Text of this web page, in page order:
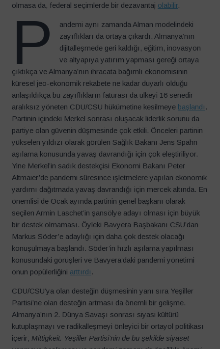
olmasa da, federal seçimlerde bir dezavantaj olabilir.
P
andemi aynı zamanda Alman modelindeki
zayıflıkları da ortaya çıkardı. Almanya’nın
dijitalleşmede geri kaldığı, eğitim, inovasyon
ve altyapıya yatırım yapması gereği ortaya
çıktıkça ve Almanya’nın ihracata bağımlı ekonomisinin
küresel jeo-ekonomik rekabete ne kadar duyarlı olduğu
anlaşıldıkça bu zayıflıkların faturası da ülkeyi 16 senedir
aralıksız yöneten CDU/CSU hükümetine kesilmeye başlandı .
Partinin içindeki Merkel sonrası oluşacak liderlik sorunu da
partiye olan güvenin düşmesinde çok etkili. Önceleri partinin
yükselen yıldızı olarak görülen Sağlık Bakanı Jens Spahn
aşılama konusunda yavaş davrandığı için çok eleştiriliyor.
Yine Merkel’in sadık destekçisi Ekonomi Bakanı Peter
Altmaier’de pandemi süresince işletmelere yapılan ekonomik
yardımı dağıtmada yavaş davrandığı için mercek altında. En
önemlisi de Ocak ayında partinin genel başkanı olarak
seçilen Armin Laschet’in şansölye adayı olması için büyük
bir destek olmaması. Öyleki Bavyera Başbakanı CSU’dan
Markus Söder’e adaylığı için daha çok destek olacağı
konuşulmaya başlandı. Söder’in hızlı aşılama yapılması
konusundaki görüşleri ve Bavyera’daki pandemi yönetimi
onun popülerliğini arttırdı .
CDU/CSU’ya olan desteğin düşmesinin yanı sıra Yeşiller
Partisi’ne olan desteğin artması da önemli bir gelişme.
Almanya’nın 2. Dünya Savaşı sonrası siyasi kültürü
kutuplaşmayı ve radikalleşmeyi önleyici bir ortayol politikası
içerir; Mittigkeit. Yeşiller Partisi’nin de bu şekilde siyaset